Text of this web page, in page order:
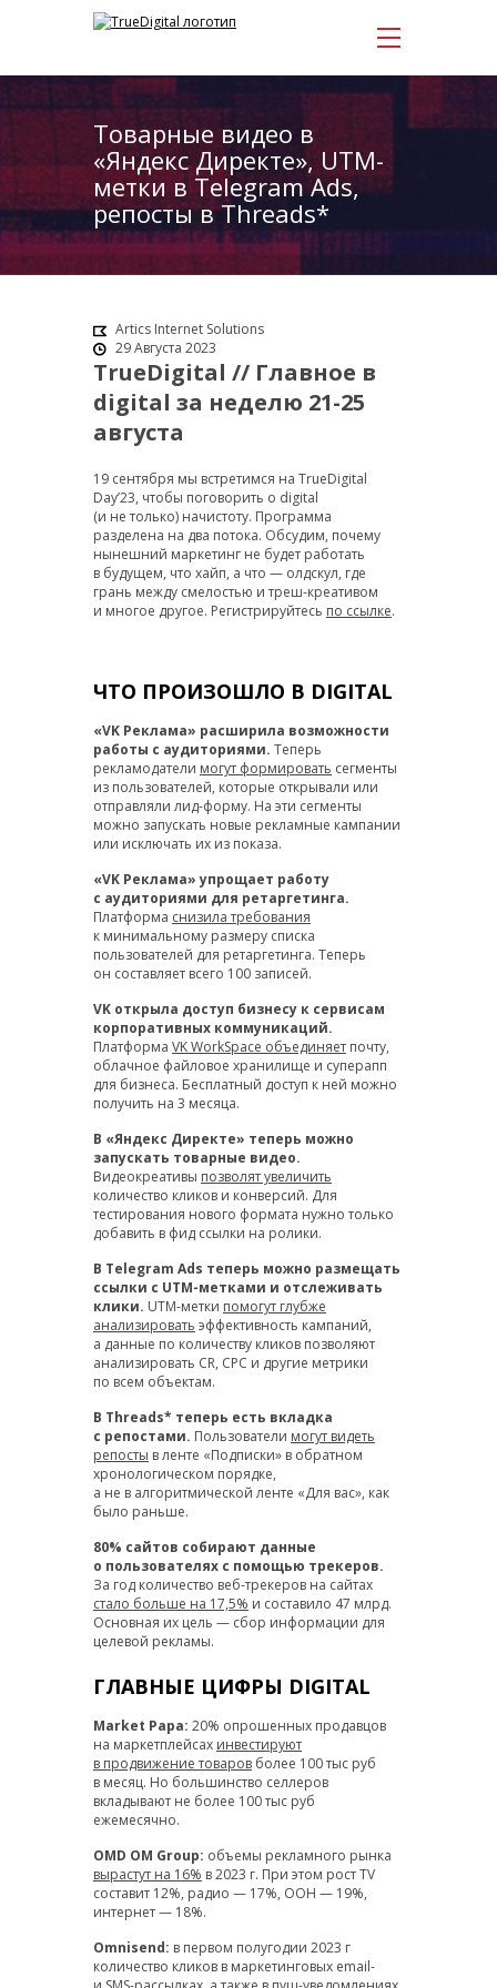
Товарные видео в
«Яндекс Директе», UTM-
метки в Telegram Ads,
репосты в Threads*
Artics Internet Solutions
29 Августа 2023
TrueDigital // Главное в
digital за неделю 21-25
августа
19 сентября мы встретимся на TrueDigital
Day’23, чтобы поговорить о digital
(и не только) начистоту. Программа
разделена на два потока. Обсудим, почему
нынешний маркетинг не будет работать
в будущем, что хайп, а что — олдскул, где
грань между смелостью и треш-креативом
и многое другое. Регистрируйтесь по ссылке.
ЧТО ПРОИЗОШЛО В DIGITAL
«VK Реклама» расширила возможности
работы с аудиториями. Теперь
рекламодатели могут формировать сегменты
из пользователей, которые открывали или
отправляли лид-форму. На эти сегменты
можно запускать новые рекламные кампании
или исключать их из показа.
«VK Реклама» упрощает работу
с аудиториями для ретаргетинга.
Платформа снизила требования
к минимальному размеру списка
пользователей для ретаргетинга. Теперь
он составляет всего 100 записей.
VK открыла доступ бизнесу к сервисам
корпоративных коммуникаций.
Платформа VK WorkSpace объединяет почту,
облачное файловое хранилище и суперапп
для бизнеса. Бесплатный доступ к ней можно
получить на 3 месяца.
В «Яндекс Директе» теперь можно
запускать товарные видео.
Видеокреативы позволят увеличить
количество кликов и конверсий. Для
тестирования нового формата нужно только
добавить в фид ссылки на ролики.
В Telegram Ads теперь можно размещать
ссылки с UTM-метками и отслеживать
клики. UTM-метки помогут глубже
анализировать эффективность кампаний,
а данные по количеству кликов позволяют
анализировать CR, CPC и другие метрики
по всем объектам.
В Threads* теперь есть вкладка
с репостами. Пользователи могут видеть
репосты в ленте «Подписки» в обратном
хронологическом порядке,
а не в алгоритмической ленте «Для вас», как
было раньше.
80% сайтов собирают данные
о пользователях с помощью трекеров.
За год количество веб-трекеров на сайтах
стало больше на 17,5% и составило 47 млрд.
Основная их цель — сбор информации для
целевой рекламы.
ГЛАВНЫЕ ЦИФРЫ DIGITAL
Market Papa: 20% опрошенных продавцов
на маркетплейсах инвестируют
в продвижение товаров более 100 тыс руб
в месяц. Но большинство селлеров
вкладывают не более 100 тыс руб
ежемесячно.
OMD OM Group: объемы рекламного рынка
вырастут на 16% в 2023 г. При этом рост TV
составит 12%, радио — 17%, ООН — 19%,
интернет — 18%.
Omnisend: в первом полугодии 2023 г
количество кликов в маркетинговых email-